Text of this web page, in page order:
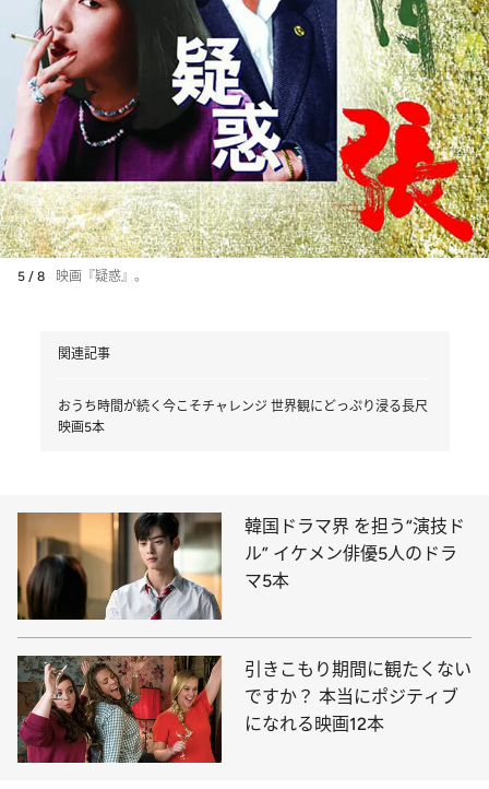
5 / 8 映画『疑惑』。
関連記事
おうち時間が続く今こそチャレンジ 世界観にどっぷり浸る長尺
映画5本
韓国ドラマ界 を担う“演技ド
ル” イケメン俳優5人のドラ
マ5本
引きこもり期間に観たくない
ですか？ 本当にポジティブ
になれる映画12本